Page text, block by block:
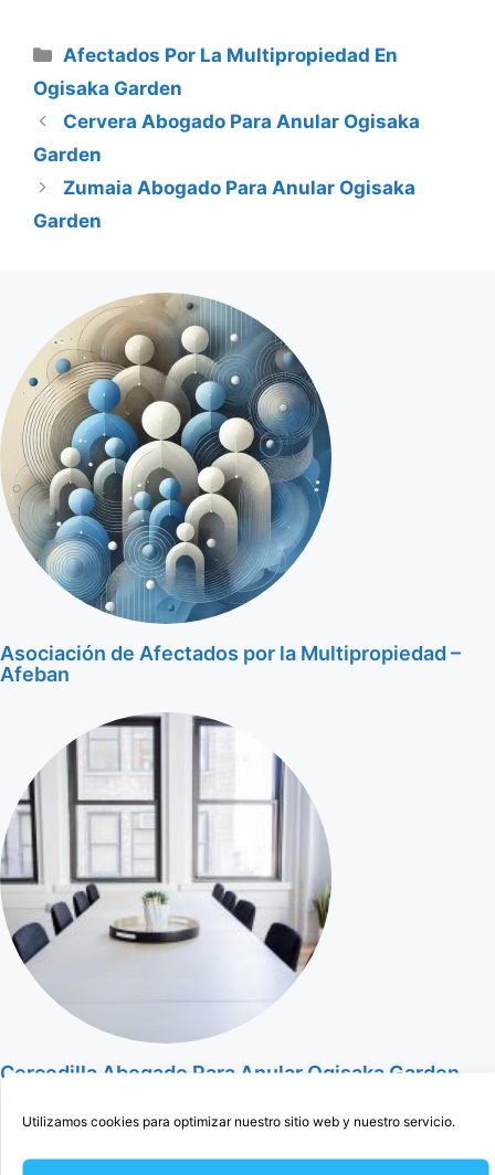
Utilizamos cookies para optimizar nuestro sitio web y nuestro servicio.
Categorías
Afectados Por La Multipropiedad En
Ogisaka Garden
Cervera Abogado Para Anular Ogisaka
Garden
Zumaia Abogado Para Anular Ogisaka
Garden
Asociación de Afectados por la Multipropiedad –
Afeban
Cercedilla Abogado Para Anular Ogisaka Garden